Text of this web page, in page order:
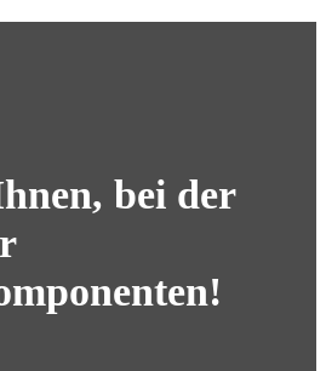
bei der